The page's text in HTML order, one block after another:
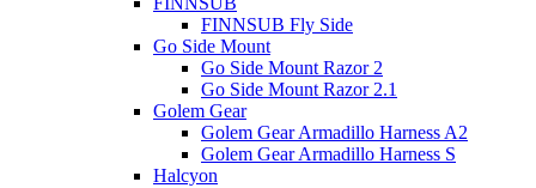
FINNSUB Fly Side
Go Side Mount
Go Side Mount Razor 2
Go Side Mount Razor 2.1
Golem Gear
Golem Gear Armadillo Harness A2
Golem Gear Armadillo Harness S
Halcyon